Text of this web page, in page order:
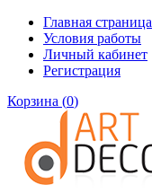
Главная страница
Условия работы
Личный кабинет
Регистрация
Корзина (0)